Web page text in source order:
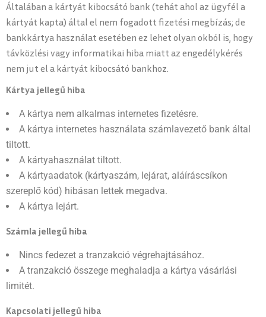
Általában a kártyát kibocsátó bank (tehát ahol az ügyfél a
kártyát kapta) által el nem fogadott fizetési megbízás; de
bankkártya használat esetében ez lehet olyan okból is, hogy
távközlési vagy informatikai hiba miatt az engedélykérés
nem jut el a kártyát kibocsátó bankhoz.
Kártya jellegű hiba
A kártya nem alkalmas internetes fizetésre.
A kártya internetes használata számlavezető bank által
tiltott.
A kártyahasználat tiltott.
A kártyaadatok (kártyaszám, lejárat, aláíráscsíkon
szereplő kód) hibásan lettek megadva.
A kártya lejárt.
Számla jellegű hiba
Nincs fedezet a tranzakció végrehajtásához.
A tranzakció összege meghaladja a kártya vásárlási
limitét.
Kapcsolati jellegű hiba